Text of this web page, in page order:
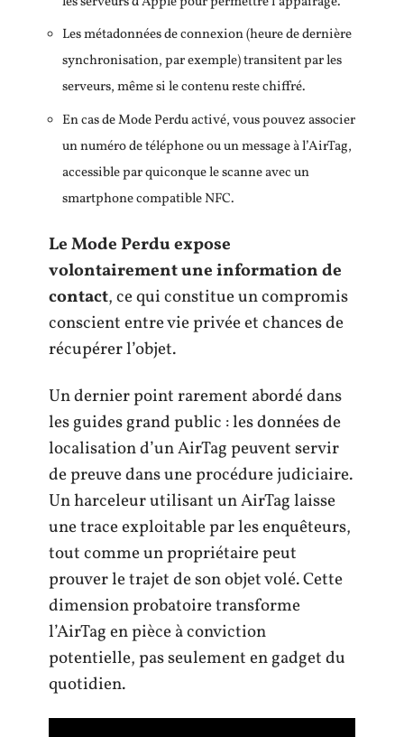
Les métadonnées de connexion (heure de dernière
synchronisation, par exemple) transitent par les
serveurs, même si le contenu reste chiffré.
En cas de Mode Perdu activé, vous pouvez associer
un numéro de téléphone ou un message à l’AirTag,
accessible par quiconque le scanne avec un
smartphone compatible NFC.
Le Mode Perdu expose
volontairement une information de
contact, ce qui constitue un compromis
conscient entre vie privée et chances de
récupérer l’objet.
Un dernier point rarement abordé dans
les guides grand public : les données de
localisation d’un AirTag peuvent servir
de preuve dans une procédure judiciaire.
Un harceleur utilisant un AirTag laisse
une trace exploitable par les enquêteurs,
tout comme un propriétaire peut
prouver le trajet de son objet volé. Cette
dimension probatoire transforme
l’AirTag en pièce à conviction
potentielle, pas seulement en gadget du
quotidien.